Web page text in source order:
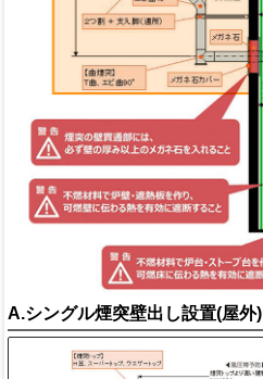
A.シングル煙突壁出し設置(屋外)